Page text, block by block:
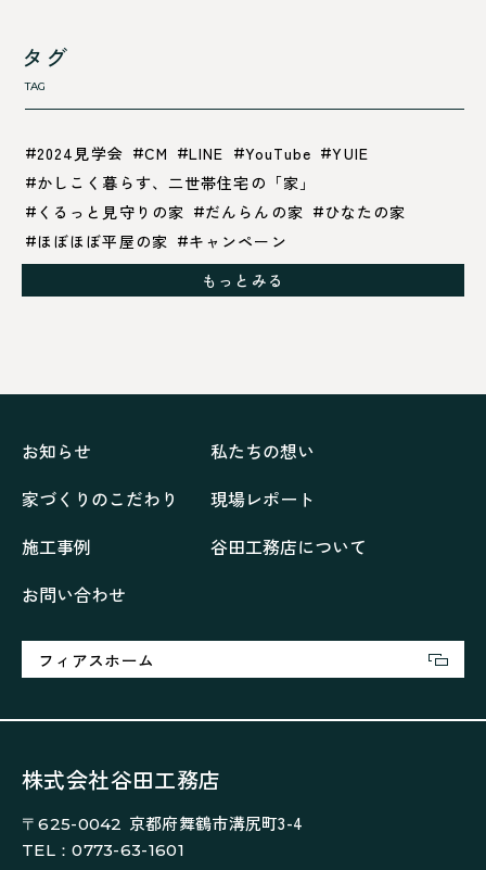
タグ
TAG
2024見学会 CM LINE YouTube
YUIE
かしこく暮らす、二世帯住宅の「家」
くるっと見守りの家
だんらんの家
ひなたの家
ほぼほぼ平屋の家
キャンペーン
グレイッシュでクールな家
シックブラウンで調和する「家」
住み継ぐ家
優美な「家」
光に集う家
喜びをデザインする家
四角で彩る家
大浦の「家」
家事が楽しくなる家
家族の声が聞こえる家
家族ラン欒の家
愛犬と暮らすワンダフルな家
楽しく過ごす「家」
気密性
無駄を無くした「家」
絶対開放感、平屋の「家」
補助金活用
豊かな時間が流れる家
趣味を楽しむ家
遊び場リビングのある「家」
もっとみる
お知らせ
私たちの想い
家づくりのこだわり
現場レポート
施工事例
谷田工務店について
お問い合わせ
フィアスホーム
株式会社谷田工務店
〒625-0042 京都府舞鶴市溝尻町3-4
TEL：0773-63-1601